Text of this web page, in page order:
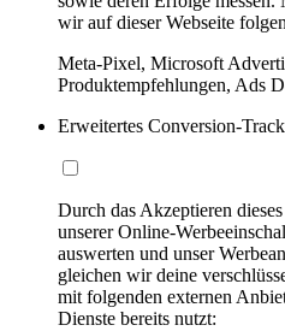
wir auf dieser Webseite
Meta-Pixel, Microsoft
Produktempfehlungen, Ads
Erweitertes Conversion-
Durch das Akzeptieren
unserer Online-
auswerten und unser
gleichen wir deine
mit folgenden externen
Dienste bereits nutzt: